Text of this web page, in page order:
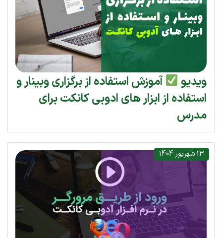
ویدیو
آموزش استفاده از برگزاری وبینار و
استفاده از ابزار های ادوبی کانکت برای
مدرس
13 شهریور 1404